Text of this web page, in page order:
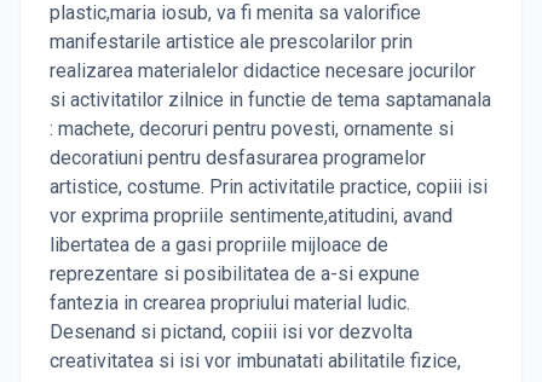
plastic,maria iosub, va fi menita sa valorifice
manifestarile artistice ale prescolarilor prin
realizarea materialelor didactice necesare jocurilor
si activitatilor zilnice in functie de tema saptamanala
: machete, decoruri pentru povesti, ornamente si
decoratiuni pentru desfasurarea programelor
artistice, costume. Prin activitatile practice, copiii isi
vor exprima propriile sentimente,atitudini, avand
libertatea de a gasi propriile mijloace de
reprezentare si posibilitatea de a-si expune
fantezia in crearea propriului material ludic.
Desenand si pictand, copiii isi vor dezvolta
creativitatea si isi vor imbunatati abilitatile fizice,